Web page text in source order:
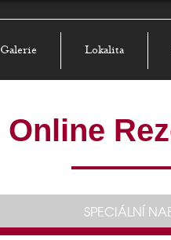
Galerie Lokalita
Online
SPECIÁLNÍ